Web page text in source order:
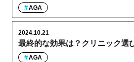
AGA
最終的な効果は？クリニック選
2024.10.21
AGA